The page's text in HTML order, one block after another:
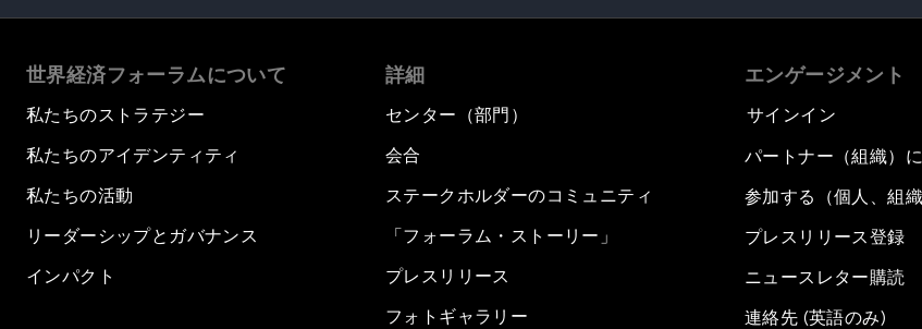
世界経済フォーラムについて
私たちのストラテジー
私たちのアイデンティティ
私たちの活動
リーダーシップとガバナンス
インパクト
詳細
センター（部門）
会合
ステークホルダーのコミュニティ
「フォーラム・ストーリー」
プレスリリース
フォトギャラリー
エンゲージメント
サインイン
パートナー（組織）
参加する（個人、組織
プレスリリース登録
ニュースレター購読
連絡先 (英語のみ)